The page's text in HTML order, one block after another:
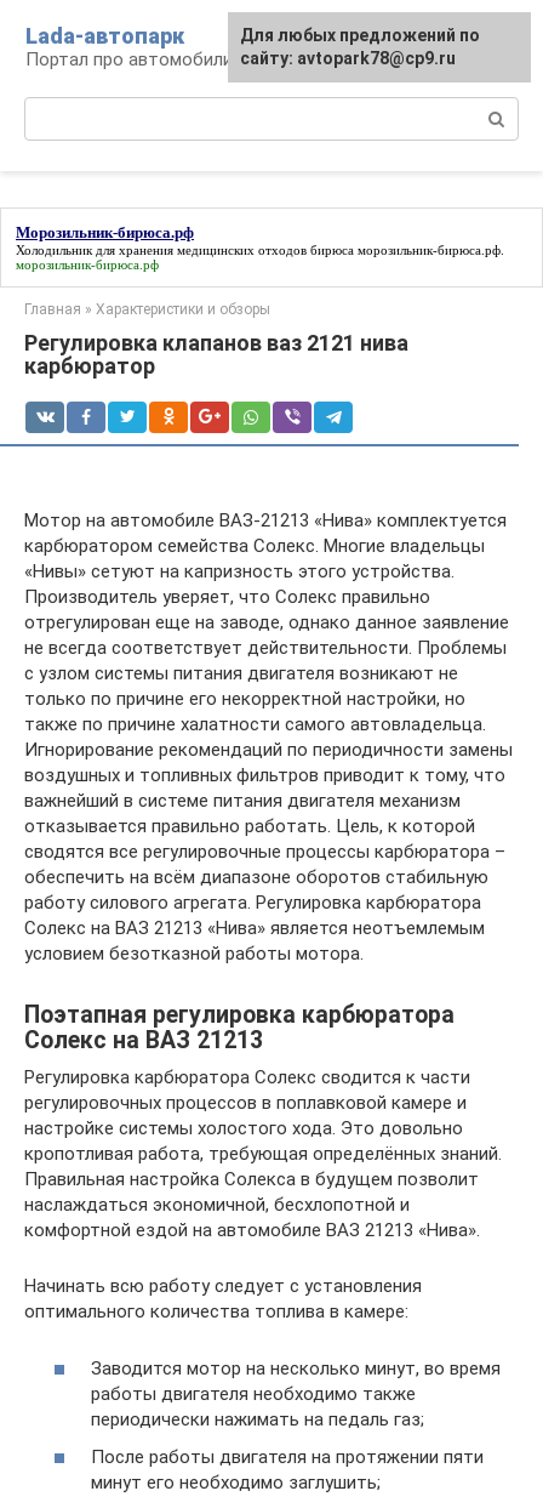
контенту
Lada-автопарк
Портал про автомобили Lada
Морозильник-бирюса.рф
Холодильник для хранения медицинских отходов бирюса морозильник-бирюса.рф
морозильник-бирюса.рф
Главная » Характеристики и обзоры
Регулировка клапанов ваз 2121 нива
карбюратор
Мотор на автомобиле ВАЗ-21213 «Нива» комплектуется
карбюратором семейства Солекс. Многие владельцы
«Нивы» сетуют на капризность этого устройства.
Производитель уверяет, что Солекс правильно
отрегулирован еще на заводе, однако данное заявление
не всегда соответствует действительности. Проблемы
с узлом системы питания двигателя возникают не
только по причине его некорректной настройки, но
также по причине халатности самого автовладельца.
Игнорирование рекомендаций по периодичности замены
воздушных и топливных фильтров приводит к тому, что
важнейший в системе питания двигателя механизм
отказывается правильно работать. Цель, к которой
сводятся все регулировочные процессы карбюратора –
обеспечить на всём диапазоне оборотов стабильную
работу силового агрегата. Регулировка карбюратора
Солекс на ВАЗ 21213 «Нива» является неотъемлемым
условием безотказной работы мотора.
Поэтапная регулировка карбюратора
Солекс на ВАЗ 21213
Регулировка карбюратора Солекс сводится к части
регулировочных процессов в поплавковой камере и
настройке системы холостого хода. Это довольно
кропотливая работа, требующая определённых знаний.
Правильная настройка Солекса в будущем позволит
наслаждаться экономичной, бесхлопотной и
комфортной ездой на автомобиле ВАЗ 21213 «Нива».
Начинать всю работу следует с установления
оптимального количества топлива в камере:
Заводится мотор на несколько минут, во время
работы двигателя необходимо также
периодически нажимать на педаль газ;
После работы двигателя на протяжении пяти
минут его необходимо заглушить;
Для любых предложений по
сайту: avtopark78@cp9.ru